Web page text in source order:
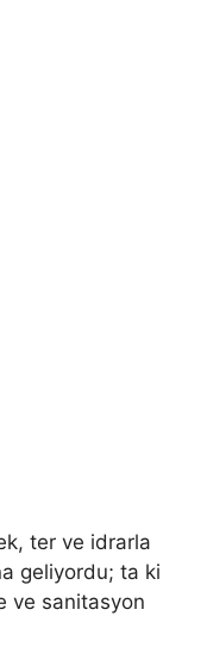
ter ve idrarla
geliyordu; ta ki
ve sanitasyon